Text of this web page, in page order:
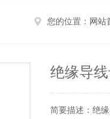
您的位置： 网站
绝缘导
简要描述：绝